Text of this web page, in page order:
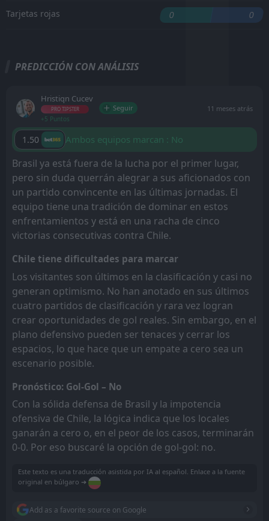
Tarjetas rojas 0 0
PREDICCIÓN CON ANÁLISIS
Hristiqn Cucev
PRO TIPSTER
+5 Puntos
Seguir 11 meses atrás
1.50 Ambos equipos marcan : No
Brasil ya está fuera de la lucha por el primer lugar,
pero sin duda querrán alegrar a sus aficionados con
un partido convincente en las últimas jornadas. El
equipo tiene una tradición de dominar en estos
enfrentamientos y está en una racha de cinco
victorias consecutivas contra Chile.
Chile tiene dificultades para marcar
Los visitantes son últimos en la clasificación y casi no
generan optimismo. No han anotado en sus últimos
cuatro partidos de clasificación y rara vez logran
crear oportunidades de gol reales. Sin embargo, en el
plano defensivo pueden ser tenaces y cerrar los
espacios, lo que hace que un empate a cero sea un
escenario posible.
Pronóstico: Gol-Gol – No
Con la sólida defensa de Brasil y la impotencia
ofensiva de Chile, la lógica indica que los locales
ganarán a cero o, en el peor de los casos, terminarán
0-0. Por eso buscaré la opción de gol-gol: no.
Este texto es una traducción asistida por IA al español. Enlace a la fuente
original en búlgaro ➔
Add as a favorite source on Google